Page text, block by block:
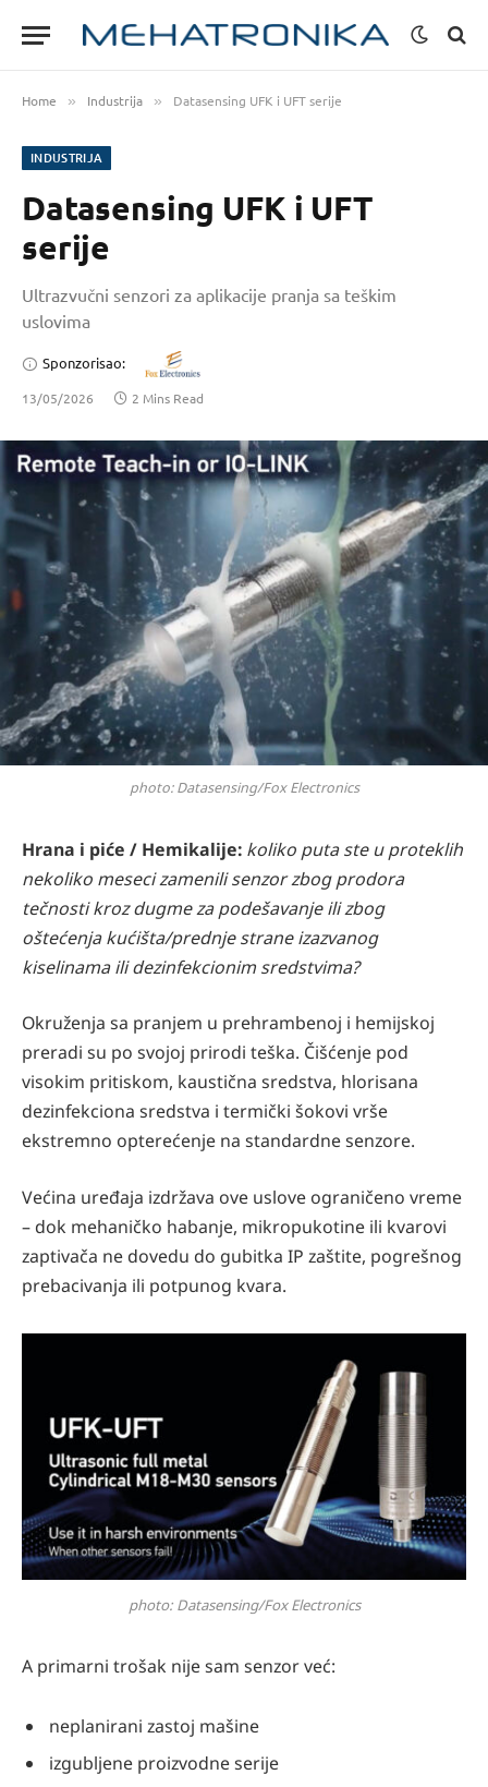
Home » Industrija » Datasensing UFK i UFT serije
INDUSTRIJA
Datasensing UFK i UFT
serije
Ultrazvučni senzori za aplikacije pranja sa teškim
uslovima
Sponzorisao:
13/05/2026 2 Mins Read
photo: Datasensing/Fox Electronics
Hrana i piće / Hemikalije: koliko puta ste u proteklih
nekoliko meseci zamenili senzor zbog prodora
tečnosti kroz dugme za podešavanje ili zbog
oštećenja kućišta/prednje strane izazvanog
kiselinama ili dezinfekcionim sredstvima?
Okruženja sa pranjem u prehrambenoj i hemijskoj
preradi su po svojoj prirodi teška. Čišćenje pod
visokim pritiskom, kaustična sredstva, hlorisana
dezinfekciona sredstva i termički šokovi vrše
ekstremno opterećenje na standardne senzore.
Većina uređaja izdržava ove uslove ograničeno vreme
– dok mehaničko habanje, mikropukotine ili kvarovi
zaptivača ne dovedu do gubitka IP zaštite, pogrešnog
prebacivanja ili potpunog kvara.
photo: Datasensing/Fox Electronics
A primarni trošak nije sam senzor već:
neplanirani zastoj mašine
izgubljene proizvodne serije